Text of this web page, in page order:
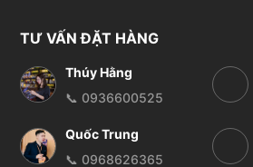
TƯ VẤN ĐẶT HÀNG
Thúy Hằng
📞 0936600525
Quốc Trung
📞 0968626365